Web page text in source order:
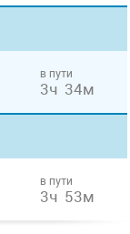
в пути
3ч 34м
в пути
3ч 53м